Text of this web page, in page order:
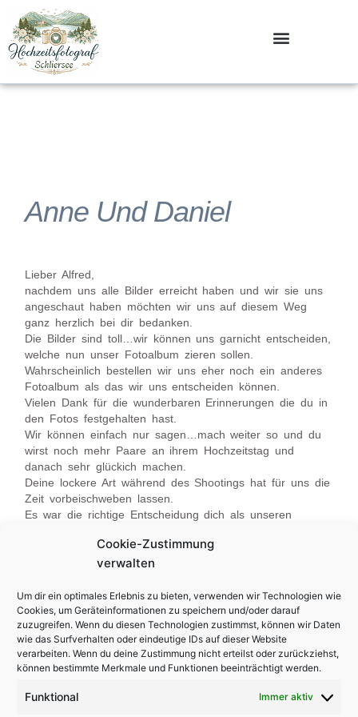
Cookie-Zustimmung
verwalten
Um dir ein optimales Erlebnis zu bieten, verwenden wir Technologien wie
Cookies, um Geräteinformationen zu speichern und/oder darauf
zuzugreifen. Wenn du diesen Technologien zustimmst, können wir Daten
wie das Surfverhalten oder eindeutige IDs auf dieser Website
verarbeiten. Wenn du deine Zustimmung nicht erteilst oder zurückziehst,
können bestimmte Merkmale und Funktionen beeinträchtigt werden.
Funktional Immer aktiv
Inhalt
springen
Anne Und Daniel
Lieber Alfred,
nachdem uns alle Bilder erreicht haben und wir sie uns
angeschaut haben möchten wir uns auf diesem Weg
ganz herzlich bei dir bedanken.
Die Bilder sind toll…wir können uns garnicht entscheiden,
welche nun unser Fotoalbum zieren sollen.
Wahrscheinlich bestellen wir uns eher noch ein anderes
Fotoalbum als das wir uns entscheiden können.
Vielen Dank für die wunderbaren Erinnerungen die du in
den Fotos festgehalten hast.
Wir können einfach nur sagen…mach weiter so und du
wirst noch mehr Paare an ihrem Hochzeitstag und
danach sehr glückich machen.
Deine lockere Art während des Shootings hat für uns die
Zeit vorbeischweben lassen.
Es war die richtige Entscheidung dich als unseren
Herzlichen Dank für alles und liebe Grüße an deine
Zurück
VORIGER
Yasemin und Xavier
NÄCHSTER